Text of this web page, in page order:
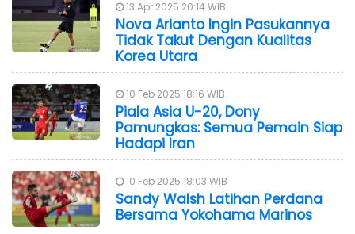
13 Apr 2025 20:14 WIB
Nova Arianto Ingin Pasukannya
Tidak Takut Dengan Kualitas
Korea Utara
10 Feb 2025 18:16 WIB
Piala Asia U-20, Dony
Pamungkas: Semua Pemain Siap
Hadapi Iran
10 Feb 2025 18:03 WIB
Sandy Walsh Latihan Perdana
Bersama Yokohama Marinos